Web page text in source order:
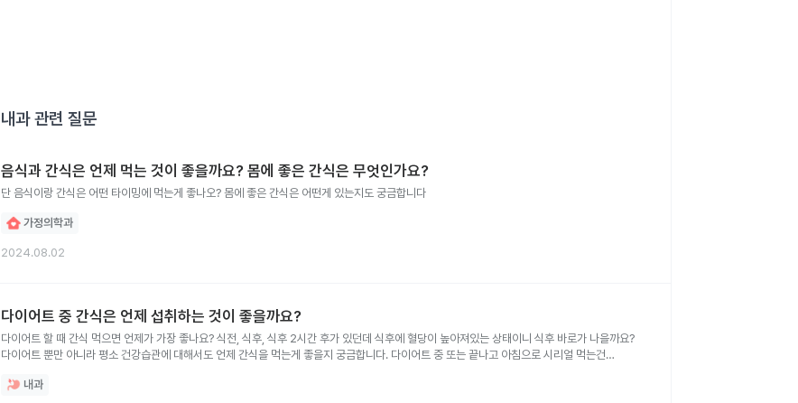
내과관련 질문
음식과 간식은 언제 먹는 것이 좋을까요? 몸에 좋은 간식은 무엇인가요?
단 음식이랑 간식은 어떤 타이밍에 먹는게 좋나오? 몸에 좋은 간식은 어떤게 있는지도 궁금합니다
가정의학과
2024.08.02
다이어트 중 간식은 언제 섭취하는 것이 좋을까요?
다이어트 할 때 간식 먹으면 언제가 가장 좋나요? 식전, 식후, 식후 2시간 후가 있던데 식후에 혈당이 높아져있는 상태이니 식후 바로가 나을까요?
다이어트 뿐만 아니라 평소 건강습관에 대해서도 언제 간식을 먹는게 좋을지 궁금합니다. 다이어트 중 또는 끝나고 아침으로 시리얼 먹는건
내과